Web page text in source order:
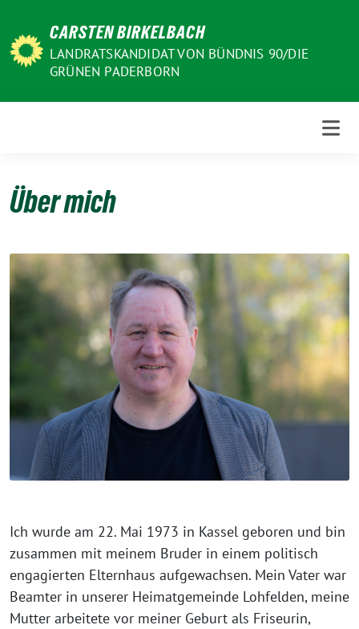
zum
Inhalt
CARSTEN BIRKELBACH
LANDRATSKANDIDAT VON BÜNDNIS 90/DIE
GRÜNEN PADERBORN
Über mich
Ich wurde am 22. Mai 1973 in Kassel geboren und bin
zusammen mit meinem Bruder in einem politisch
engagierten Elternhaus aufgewachsen. Mein Vater war
Beamter in unserer Heimatgemeinde Lohfelden, meine
Mutter arbeitete vor meiner Geburt als Friseurin,